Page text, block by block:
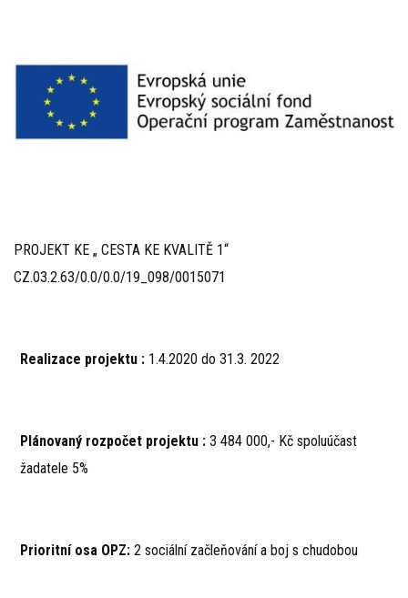
PROJEKT KE „ CESTA KE KVALITĚ 1“
CZ.03.2.63/0.0/0.0/19_098/0015071
Realizace projektu : 1.4.2020 do 31.3. 2022
Plánovaný rozpočet projektu :3 484 000,- Kč spoluúčast
žadatele 5%
Prioritní osa OPZ:2 sociální začleňování a boj s chudobou